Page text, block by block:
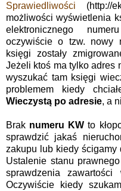
Sprawiedliwości (http://
możliwości wyświetlenia
elektronicznego
oczywiście o tzw. nowy
księgi zostały
Jeżeli ktoś ma tylko adres
wyszukać tam księgi
problemem kiedy
Wieczystą po adresie, a
Brak numeru KW to
sprawdzić jakaś
zakupu lub kiedy ścigamy
Ustalenie stanu
sprawdzenia
Oczywiście kiedy